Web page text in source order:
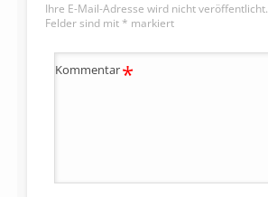
Ihre E-Mail-Adresse wird nicht veröffentlicht.
Felder sind mit * markiert
Kommentar*